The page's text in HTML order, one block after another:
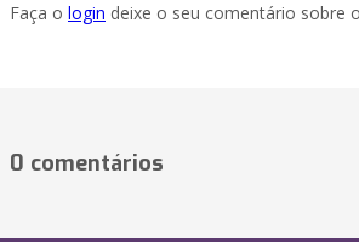
Faça o login deixe o seu comentário sobre
0 comentários